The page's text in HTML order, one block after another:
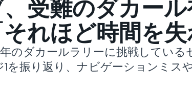
ーフォーミュラ
、受難のダカー
それほど時間を
年のダカールラリーに挑戦してい
1を振り返り、ナビゲーションミス